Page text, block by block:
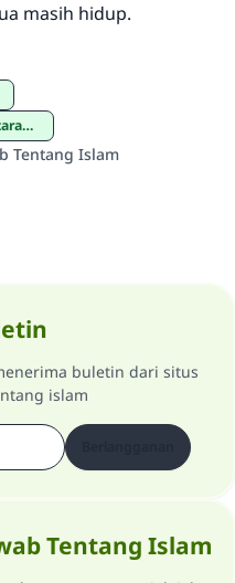
masih hidup.
Tentang Islam
buletin dari situs
islam
Tentang Islam